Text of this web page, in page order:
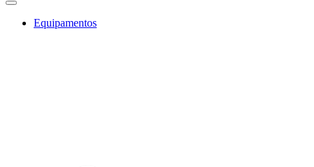
Equipamentos